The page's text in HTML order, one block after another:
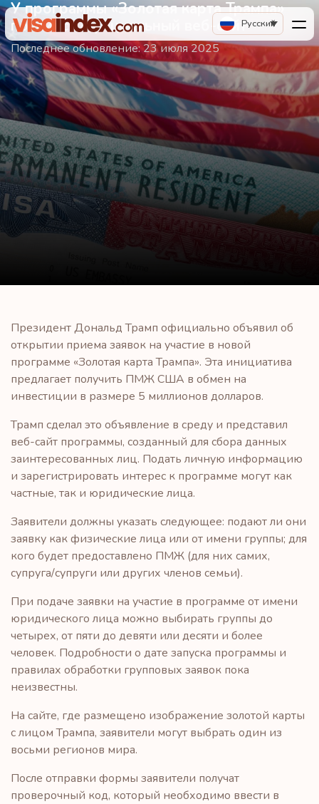
Русский
У программы «Золотая карта Трампа»
появился официальный веб-сайт
Последнее обновление:23 июля 2025
Президент Дональд Трамп официально объявил об
открытии приема заявок на участие в новой
программе «Золотая карта Трампа». Эта инициатива
предлагает получить ПМЖ США в обмен на
инвестиции в размере 5 миллионов долларов.
Трамп сделал это объявление в среду и представил
веб-сайт программы, созданный для сбора данных
заинтересованных лиц. Подать личную информацию
и зарегистрировать интерес к программе могут как
частные, так и юридические лица.
Заявители должны указать следующее: подают ли они
заявку как физические лица или от имени группы; для
кого будет предоставлено ПМЖ (для них самих,
супруга/супруги или других членов семьи).
При подаче заявки на участие в программе от имени
юридического лица можно выбирать группы до
четырех, от пяти до девяти или десяти и более
человек. Подробности о дате запуска программы и
правилах обработки групповых заявок пока
неизвестны.
На сайте, где размещено изображение золотой карты
с лицом Трампа, заявители могут выбрать один из
восьми регионов мира.
После отправки формы заявители получат
проверочный код, который необходимо ввести в